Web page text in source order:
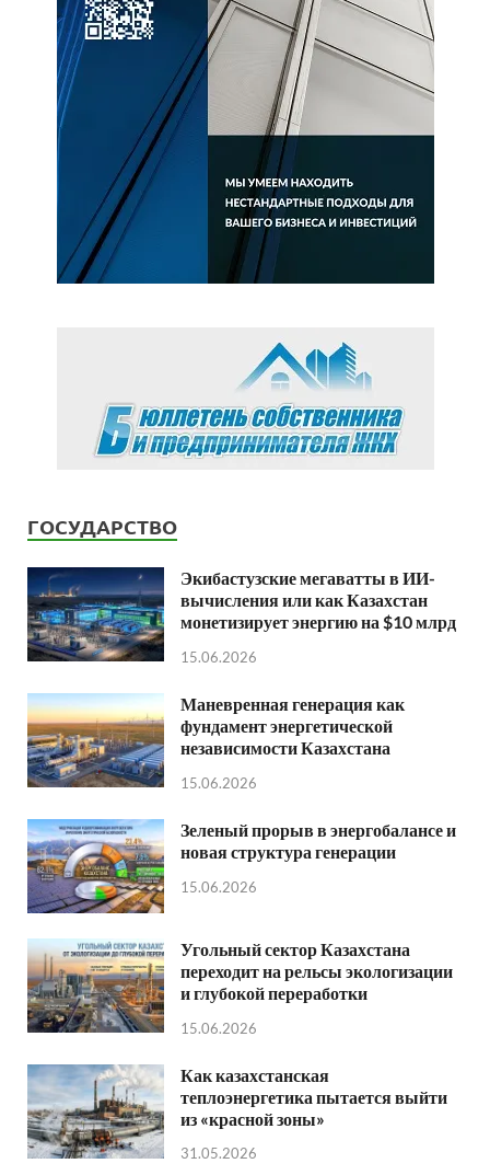
ГОСУДАРСТВО
Экибастузские мегаватты в ИИ-
вычисления или как Казахстан
монетизирует энергию на $10 млрд
15.06.2026
Маневренная генерация как
фундамент энергетической
независимости Казахстана
15.06.2026
Зеленый прорыв в энергобалансе и
новая структура генерации
15.06.2026
Угольный сектор Казахстана
переходит на рельсы экологизации
и глубокой переработки
15.06.2026
Как казахстанская
теплоэнергетика пытается выйти
из «красной зоны»
31.05.2026